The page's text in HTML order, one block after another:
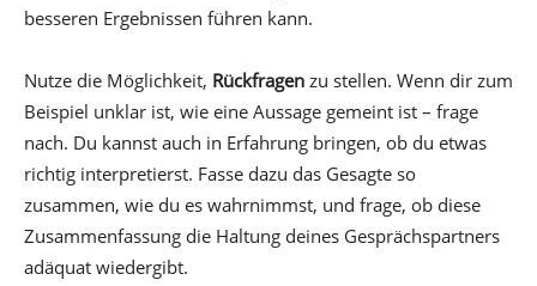
besseren Ergebnissen führen kann.
Nutze die Möglichkeit, Rückfragen zu stellen. Wenn dir zum
Beispiel unklar ist, wie eine Aussage gemeint ist – frage
nach. Du kannst auch in Erfahrung bringen, ob du etwas
richtig interpretierst. Fasse dazu das Gesagte so
zusammen, wie du es wahrnimmst, und frage, ob diese
Zusammenfassung die Haltung deines Gesprächspartners
adäquat wiedergibt.